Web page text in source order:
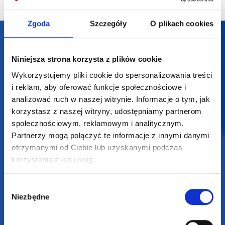
Zgoda Szczegóły O plikach cookies
Niniejsza strona korzysta z plików cookie
Wykorzystujemy pliki cookie do spersonalizowania treści
i reklam, aby oferować funkcje społecznościowe i
analizować ruch w naszej witrynie. Informacje o tym, jak
korzystasz z naszej witryny, udostępniamy partnerom
społecznościowym, reklamowym i analitycznym.
Partnerzy mogą połączyć te informacje z innymi danymi
otrzymanymi od Ciebie lub uzyskanymi podczas
korzystania z ich usług.
zgody
Niezbędne
Darmowa dostawa
Darmowa wizualizacja
Profesjonalne doradztwo
Szeroka oferta produktów
JAKUB LIEBELT